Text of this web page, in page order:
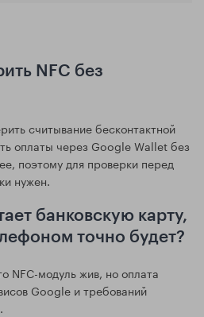
NFC без
считывание бесконтактной
оплаты через Google Wallet без
поэтому для проверки перед
нужен.
банковскую карту,
точно будет?
NFC-модуль жив, но оплата
Google и требований